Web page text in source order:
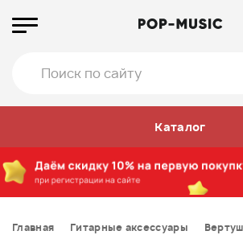
Каталог
Главная Гитарные аксессуары